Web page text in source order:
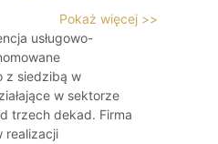
Pokaż więcej >>
usługowo-
z siedzibą w
w sektorze
trzech dekad. Firma
realizacji